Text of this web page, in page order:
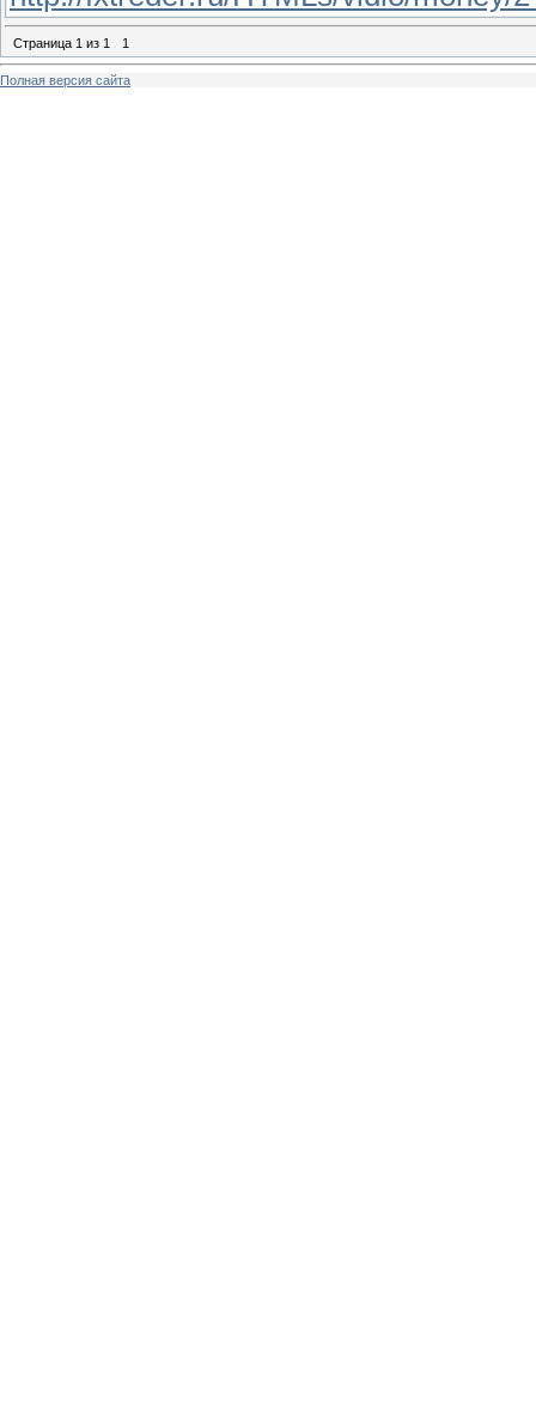
Страница 1 из 1 1
Полная версия сайта